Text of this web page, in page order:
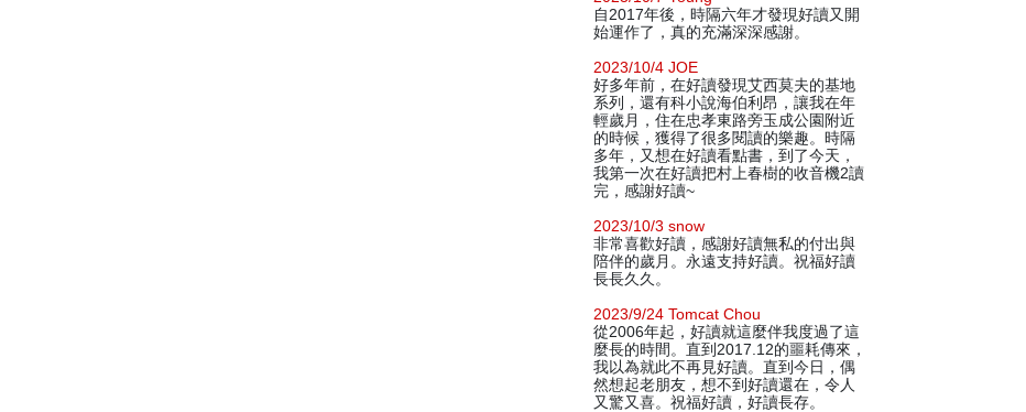
自2017年後，時隔六年才發現好讀又開
始運作了，真的充滿深深感謝。
2023/10/4 JOE
好多年前，在好讀發現艾西莫夫的基地
系列，還有科小說海伯利昂，讓我在年
輕歲月，住在忠孝東路旁玉成公園附近
的時候，獲得了很多閱讀的樂趣。時隔
多年，又想在好讀看點書，到了今天，
我第一次在好讀把村上春樹的收音機2讀
完，感謝好讀~
2023/10/3 snow
非常喜歡好讀，感謝好讀無私的付出與
陪伴的歲月。永遠支持好讀。祝福好讀
長長久久。
2023/9/24 Tomcat Chou
從2006年起，好讀就這麼伴我度過了這
麼長的時間。直到2017.12的噩耗傳來，
我以為就此不再見好讀。直到今日，偶
然想起老朋友，想不到好讀還在，令人
又驚又喜。祝福好讀，好讀長存。